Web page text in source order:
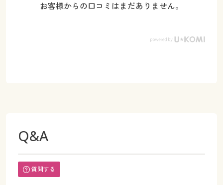
お客様からの口コミはまだありません。
Q&A
質問する